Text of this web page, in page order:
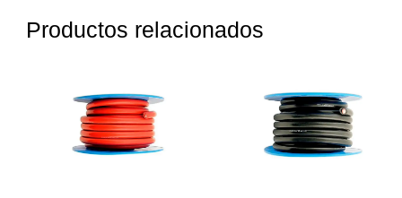
Productos relacionados